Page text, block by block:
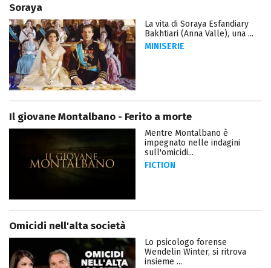
Soraya
La vita di Soraya Esfandiary
Bakhtiari (Anna Valle), una ...
MINISERIE
Il giovane Montalbano - Ferito a morte
Mentre Montalbano è
impegnato nelle indagini
sull'omicidi...
FICTION
Omicidi nell'alta società
Lo psicologo forense
Wendelin Winter, si ritrova
insieme ...